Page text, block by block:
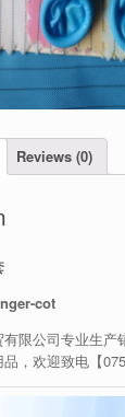
Reviews (0)
cot
限公司专业生产
，欢迎致电【